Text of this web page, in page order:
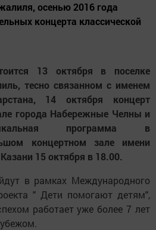
осенью 2016 года
концерта классической
13 октября в поселке
тесно связанном с именем
14 октября концерт
города Набережные Челны и
программа в
концертном зале имени
15 октября в 18.00.
в рамках Международного
" Дети помогают детям",
работает уже более 7 лет